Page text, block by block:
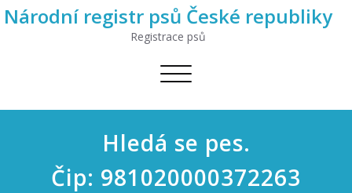
Národní registr psů České republiky
Registrace psů
Toggle
Hledá se pes.
Čip: 981020000372263